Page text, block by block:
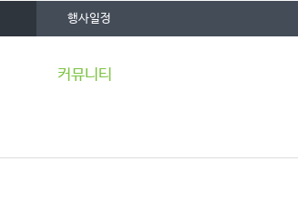
행사일정
커뮤니티
행사일정